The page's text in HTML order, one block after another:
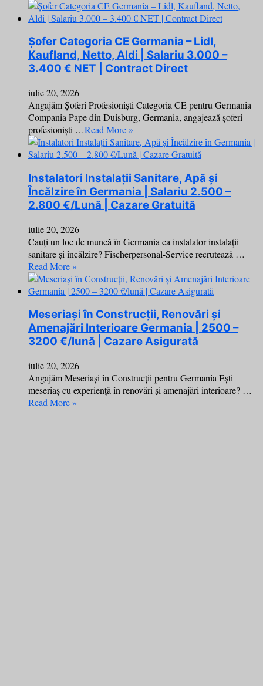
Șofer Categoria CE Germania – Lidl,
Kaufland, Netto, Aldi | Salariu 3.000 –
3.400 € NET | Contract Direct
iulie 20, 2026
Angajăm Șoferi Profesioniști Categoria CE pentru Germania
Compania Pape din Duisburg, Germania, angajează șoferi
profesioniști …Read More »
Instalatori Instalații Sanitare, Apă și
Încălzire în Germania | Salariu 2.500 –
2.800 €/Lună | Cazare Gratuită
iulie 20, 2026
Cauți un loc de muncă în Germania ca instalator instalații
sanitare și încălzire? Fischerpersonal-Service recrutează …
Read More »
Meseriași în Construcții, Renovări și
Amenajări Interioare Germania | 2500 –
3200 €/lună | Cazare Asigurată
iulie 20, 2026
Angajăm Meseriași în Construcții pentru Germania Ești
meseriaș cu experiență în renovări și amenajări interioare? …
Read More »